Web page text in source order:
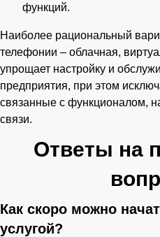
функций.
Наиболее рациональный
телефонии – облачная,
упрощает настройку и
предприятия, при этом
связанные с функционалом,
связи.
Ответы на
Как скоро можно
услугой?